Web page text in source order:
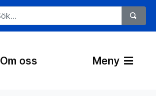
Om oss Meny